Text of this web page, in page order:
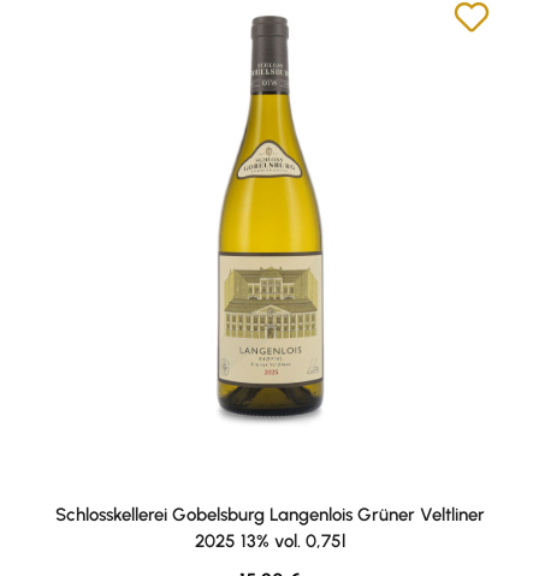
Schlosskellerei Gobelsburg Langenlois Grüner Veltliner
2025 13% vol. 0,75l